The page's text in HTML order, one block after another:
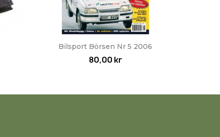
Snabbvy
Bilsport Börsen Nr 5 2006
80,00 kr